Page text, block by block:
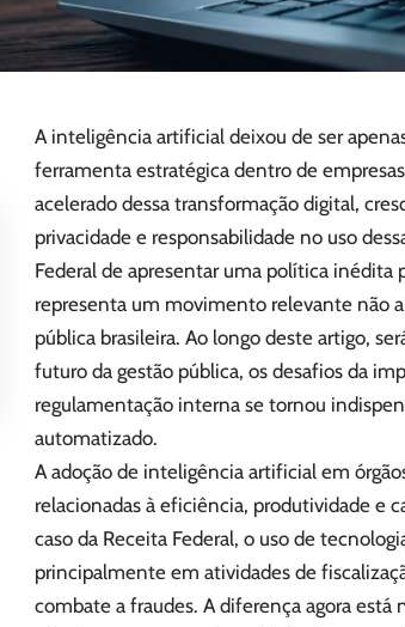
A inteligência artificial deixou de ser
ferramenta estratégica dentro de
acelerado dessa transformação digital,
privacidade e responsabilidade no uso
Federal de apresentar uma política
representa um movimento relevante não
pública brasileira. Ao longo deste artigo,
futuro da gestão pública, os desafios da
regulamentação interna se tornou
automatizado.
A adoção de inteligência artificial em
relacionadas à eficiência, produtividade e
caso da Receita Federal, o uso de
principalmente em atividades de
combate a fraudes. A diferença agora